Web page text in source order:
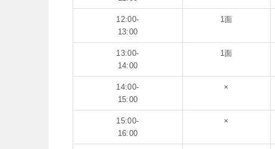
12:00-
13:00
1面
13:00-
14:00
1面
14:00-
15:00
×
15:00-
16:00
×